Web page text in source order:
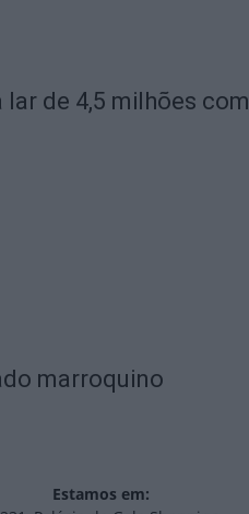
lar de 4,5 milhões com
marroquino
Estamos em: